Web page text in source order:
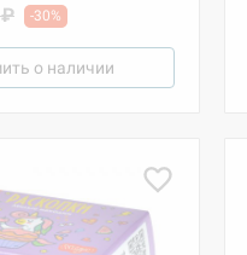
-30%
о наличии